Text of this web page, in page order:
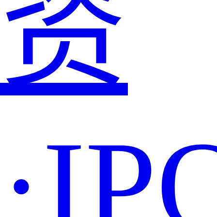
资